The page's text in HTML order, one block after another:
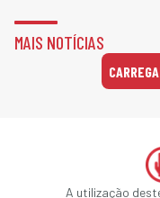
MAIS NOTÍCIAS
A utilização